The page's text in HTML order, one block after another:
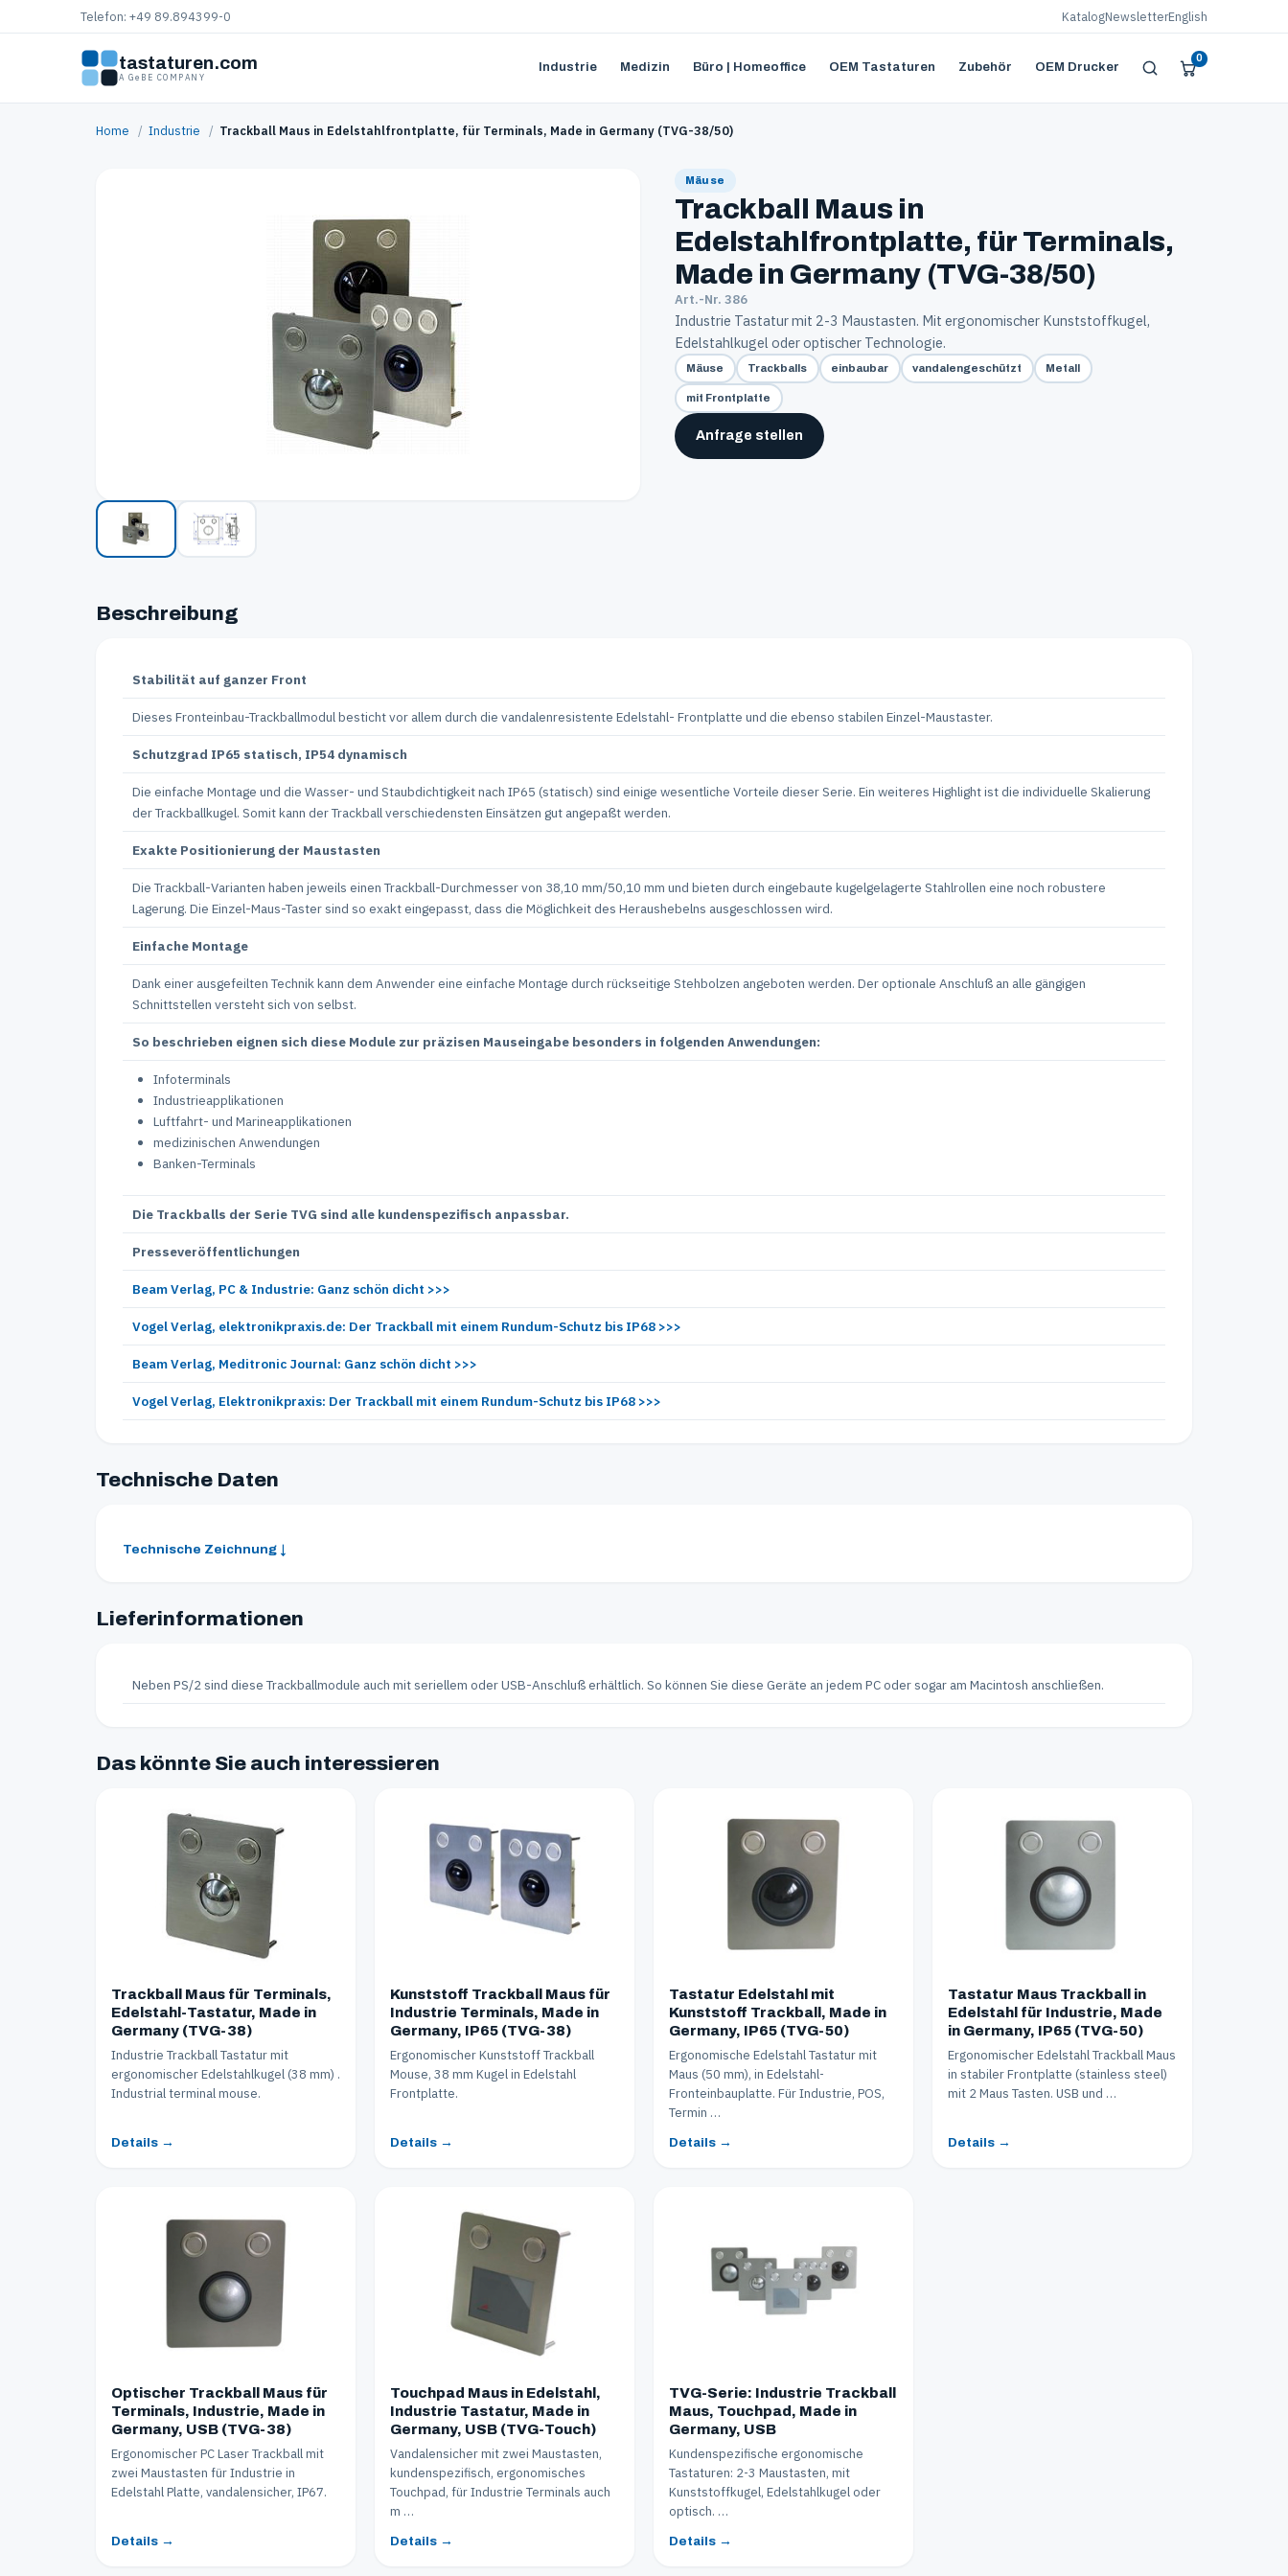
Telefon: +49 89.894399-0 KatalogNewsletterEnglish
tastaturen.com
A GeBE COMPANY
Industrie Medizin Büro | Homeoffice OEM Tastaturen Zubehör OEM Drucker
0
Home / Industrie / Trackball Maus in Edelstahlfrontplatte, für Terminals, Made in Germany (TVG-38/50)
Mäuse
Trackball Maus in
Edelstahlfrontplatte, für Terminals,
Made in Germany (TVG-38/50)
Art.-Nr. 386
Industrie Tastatur mit 2-3 Maustasten. Mit ergonomischer Kunststoffkugel,
Edelstahlkugel oder optischer Technologie.
Mäuse Trackballs einbaubar vandalengeschützt Metall
mit Frontplatte
Anfrage stellen
Beschreibung
Stabilität auf ganzer Front
Dieses Fronteinbau-Trackballmodul besticht vor allem durch die vandalenresistente Edelstahl- Frontplatte und die ebenso stabilen Einzel-Maustaster.
Schutzgrad IP65 statisch, IP54 dynamisch
Die einfache Montage und die Wasser- und Staubdichtigkeit nach IP65 (statisch) sind einige wesentliche Vorteile dieser Serie. Ein weiteres Highlight ist die individuelle Skalierung
der Trackballkugel. Somit kann der Trackball verschiedensten Einsätzen gut angepaßt werden.
Exakte Positionierung der Maustasten
Die Trackball-Varianten haben jeweils einen Trackball-Durchmesser von 38,10 mm/50,10 mm und bieten durch eingebaute kugelgelagerte Stahlrollen eine noch robustere
Lagerung. Die Einzel-Maus-Taster sind so exakt eingepasst, dass die Möglichkeit des Heraushebelns ausgeschlossen wird.
Einfache Montage
Dank einer ausgefeilten Technik kann dem Anwender eine einfache Montage durch rückseitige Stehbolzen angeboten werden. Der optionale Anschluß an alle gängigen
Schnittstellen versteht sich von selbst.
So beschrieben eignen sich diese Module zur präzisen Mauseingabe besonders in folgenden Anwendungen:
Infoterminals
Industrieapplikationen
Luftfahrt- und Marineapplikationen
medizinischen Anwendungen
Banken-Terminals
Die Trackballs der Serie TVG sind alle kundenspezifisch anpassbar.
Presseveröffentlichungen
Beam Verlag, PC & Industrie: Ganz schön dicht >>>
Vogel Verlag, elektronikpraxis.de: Der Trackball mit einem Rundum-Schutz bis IP68 >>>
Beam Verlag, Meditronic Journal: Ganz schön dicht >>>
Vogel Verlag, Elektronikpraxis: Der Trackball mit einem Rundum-Schutz bis IP68 >>>
Technische Daten
Technische Zeichnung ↓
Lieferinformationen
Neben PS/2 sind diese Trackballmodule auch mit seriellem oder USB-Anschluß erhältlich. So können Sie diese Geräte an jedem PC oder sogar am Macintosh anschließen.
Das könnte Sie auch interessieren
Trackball Maus für Terminals,
Edelstahl-Tastatur, Made in
Germany (TVG-38)
Industrie Trackball Tastatur mit
ergonomischer Edelstahlkugel (38 mm) .
Industrial terminal mouse.
Details →
Kunststoff Trackball Maus für
Industrie Terminals, Made in
Germany, IP65 (TVG-38)
Ergonomischer Kunststoff Trackball
Mouse, 38 mm Kugel in Edelstahl
Frontplatte.
Details →
Tastatur Edelstahl mit
Kunststoff Trackball, Made in
Germany, IP65 (TVG-50)
Ergonomische Edelstahl Tastatur mit
Maus (50 mm), in Edelstahl-
Fronteinbauplatte. Für Industrie, POS,
Termin …
Details →
Tastatur Maus Trackball in
Edelstahl für Industrie, Made
in Germany, IP65 (TVG-50)
Ergonomischer Edelstahl Trackball Maus
in stabiler Frontplatte (stainless steel)
mit 2 Maus Tasten. USB und …
Details →
Optischer Trackball Maus für
Terminals, Industrie, Made in
Germany, USB (TVG-38)
Ergonomischer PC Laser Trackball mit
zwei Maustasten für Industrie in
Edelstahl Platte, vandalensicher, IP67.
Details →
Touchpad Maus in Edelstahl,
Industrie Tastatur, Made in
Germany, USB (TVG-Touch)
Vandalensicher mit zwei Maustasten,
kundenspezifisch, ergonomisches
Touchpad, für Industrie Terminals auch
m …
Details →
TVG-Serie: Industrie Trackball
Maus, Touchpad, Made in
Germany, USB
Kundenspezifische ergonomische
Tastaturen: 2-3 Maustasten, mit
Kunststoffkugel, Edelstahlkugel oder
optisch. …
Details →